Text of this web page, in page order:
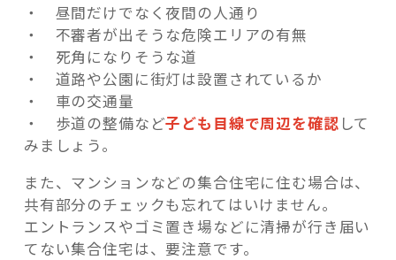
・ 昼間だけでなく夜間の人通り
・ 不審者が出そうな危険エリアの有無
・ 死角になりそうな道
・ 道路や公園に街灯は設置されているか
・ 車の交通量
・ 歩道の整備など子ども目線で周辺を確認 して
みましょう。
また、マンションなどの集合住宅に住む場合は、
共有部分のチェックも忘れてはいけません。
エントランスやゴミ置き場などに清掃が行き届い
てない集合住宅は、要注意です。